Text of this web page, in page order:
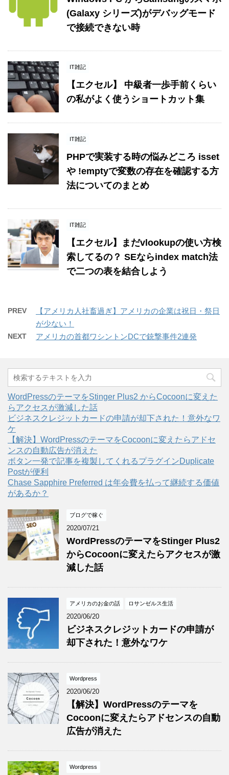
(Galaxy シリーズ)がデバッグモード
で接続できない時
IT雑記
【エクセル】 中級者一歩手前くらい
の私がよく使うショートカット集
IT雑記
PHPで実装する時の悩みどころ isset
や !emptyで変数の存在を確認する方
法についてのまとめ
IT雑記
【エクセル】まだvlookupの使い方検
索してるの？ SEならindex match法
で二つの表を結合しよう
PREV
【アメリカ人社畜過ぎ】アメリカの企業は祝日・祭日
が少ない！
NEXT アメリカの首都ワシントンDCで銃撃事件2連発
WordPressのテーマをStinger Plus2 からCocoonに変えた
らアクセスが激減した話
ビジネスクレジットカードの申請が却下された！意外なワ
ケ
【解決】WordPressのテーマをCocoonに変えたらアドセ
ンスの自動広告が消えた
ボタン一発で記事を複製してくれるプラグインDuplicate
Postが便利
Chase Sapphire Preferred は年会費を払って継続する価値
があるか？
ブログで稼ぐ
2020/07/21
WordPressのテーマをStinger Plus2
からCocoonに変えたらアクセスが激
減した話
アメリカのお金の話 ロサンゼルス生活
2020/06/20
ビジネスクレジットカードの申請が
却下された！意外なワケ
Wordpress
2020/06/20
【解決】WordPressのテーマを
Cocoonに変えたらアドセンスの自動
広告が消えた
Wordpress